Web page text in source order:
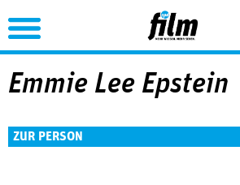
Jump to Navigation
Emmie Lee Epstein
ZUR PERSON